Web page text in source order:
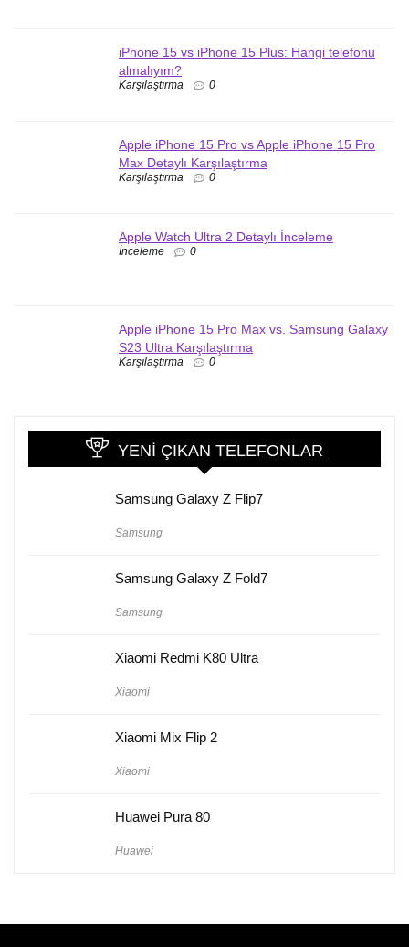
iPhone 15 vs iPhone 15 Plus: Hangi telefonu
almalıyım?
Karşılaştırma 0
Apple iPhone 15 Pro vs Apple iPhone 15 Pro
Max Detaylı Karşılaştırma
Karşılaştırma 0
Apple Watch Ultra 2 Detaylı İnceleme
İnceleme 0
Apple iPhone 15 Pro Max vs. Samsung Galaxy
S23 Ultra Karşılaştırma
Karşılaştırma 0
YENI ÇIKAN TELEFONLAR
Samsung Galaxy Z Flip7
Samsung
Samsung Galaxy Z Fold7
Samsung
Xiaomi Redmi K80 Ultra
Xiaomi
Xiaomi Mix Flip 2
Xiaomi
Huawei Pura 80
Huawei